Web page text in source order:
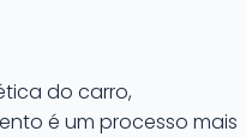
do carro,
é um processo mais